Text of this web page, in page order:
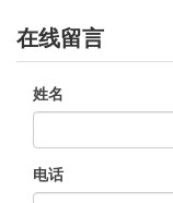
在线留言
姓名
电话